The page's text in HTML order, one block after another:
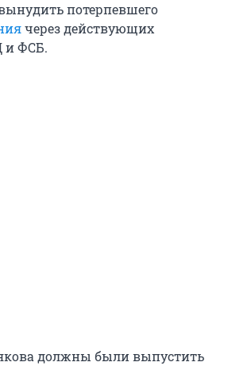
потерпевшего
через действующих
и ФСБ.
должны были выпустить